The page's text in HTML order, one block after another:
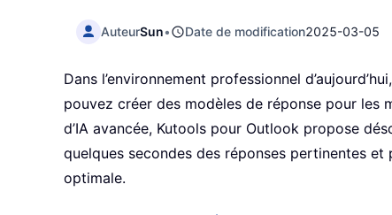
AuteurSun• Date de modification2025-03-05
Dans l’environnement professionnel
pouvez créer des modèles de réponse pour les
d’IA avancée, Kutools pour Outlook propose
quelques secondes des réponses pertinentes et
optimale.